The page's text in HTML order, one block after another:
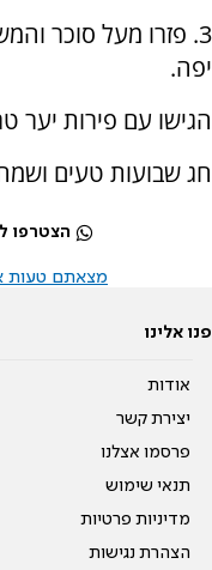
3. פזרו מעל סוכר
יפה.
הגישו עם פירות יער
חג שבועות טעים
הצטרפו
מצאתם טעות
פנו אלינו
אודות
יצירת קשר
פרסמו אצלנו
תנאי שימוש
מדיניות פרטיות
הצהרת נגישות